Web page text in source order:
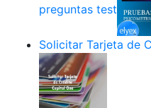
preguntas test
Solicitar Tarjeta de